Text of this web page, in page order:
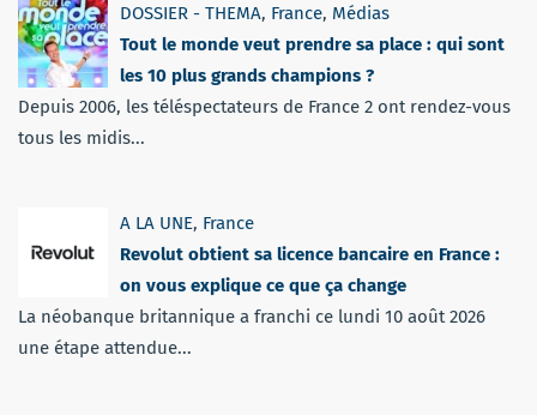
DOSSIER - THEMA, France, Médias
Tout le monde veut prendre sa place : qui sont
les 10 plus grands champions ?
Depuis 2006, les téléspectateurs de France 2 ont rendez-vous
tous les midis...
A LA UNE, France
Revolut obtient sa licence bancaire en France :
on vous explique ce que ça change
La néobanque britannique a franchi ce lundi 10 août 2026
une étape attendue...